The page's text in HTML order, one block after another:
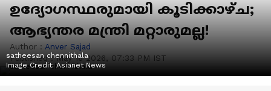
ഉദ്യോഗസ്ഥരുമായി കൂടിക്കാഴ്ച;
ആഭ്യന്തര മന്ത്രി മറ്റാരുമല്ല!
Author : Anver Sajad
Published :May 16 2026, 07:33 PM IST
satheesan chennithala
Image Credit:Asianet News